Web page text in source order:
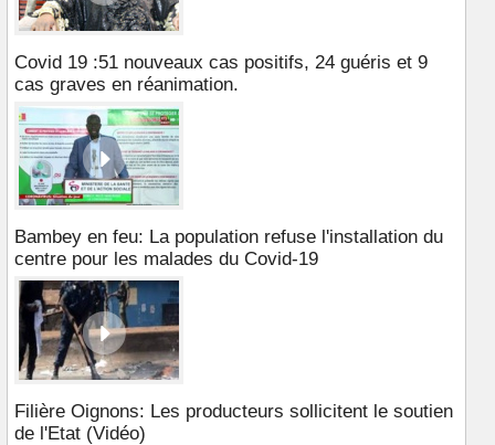
Covid 19 :51 nouveaux cas positifs, 24 guéris et 9
cas graves en réanimation.
Bambey en feu: La population refuse l'installation du
centre pour les malades du Covid-19
Filière Oignons: Les producteurs sollicitent le soutien
de l'Etat (Vidéo)